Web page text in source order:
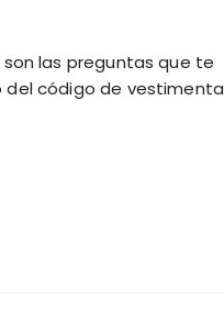
las preguntas que te
del código de vestimenta